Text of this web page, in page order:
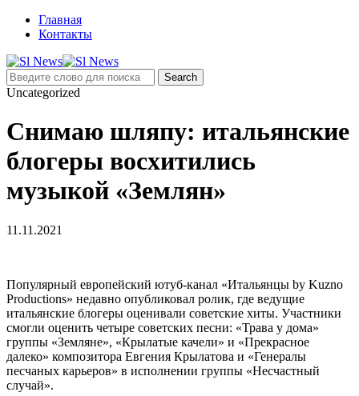
Главная
Контакты
Uncategorized
Снимаю шляпу: итальянские
блогеры восхитились
музыкой «Землян»
11.11.2021
Популярный европейский ютуб-канал «Итальянцы by Kuzno
Productions» недавно опубликовал ролик, где ведущие
итальянские блогеры оценивали советские хиты. Участники
смогли оценить четыре советских песни: «Трава у дома»
группы «Земляне», «Крылатые качели» и «Прекрасное
далеко» композитора Евгения Крылатова и «Генералы
песчаных карьеров» в исполнении группы «Несчастный
случай».